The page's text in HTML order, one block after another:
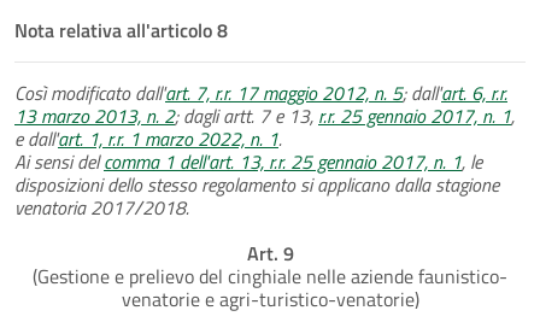
Nota relativa all'articolo 8
Così modificato dall'art. 7, r.r. 17 maggio 2012, n. 5; dall'art. 6, r.r.
13 marzo 2013, n. 2; dagli artt. 7 e 13, r.r. 25 gennaio 2017, n. 1,
e dall'art. 1, r.r. 1 marzo 2022, n. 1.
Ai sensi delcomma 1 dell'art. 13, r.r. 25 gennaio 2017, n. 1, le
disposizioni dello stesso regolamento si applicano dalla stagione
venatoria 2017/2018.
Art. 9
(Gestione e prelievo del cinghiale nelle aziende faunistico-
venatorie e agri-turistico-venatorie)